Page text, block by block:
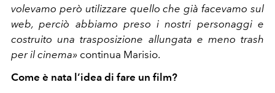
volevamo però utilizzare quello che già facevamo sul
web, perciò abbiamo preso i nostri personaggi e
costruito una trasposizione allungata e meno trash
per il cinema» continua Marisio.
Come è nata l’idea di fare un film?